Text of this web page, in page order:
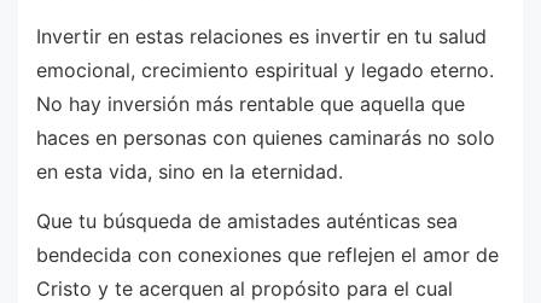
Invertir en estas relaciones es invertir en tu salud
emocional, crecimiento espiritual y legado eterno.
No hay inversión más rentable que aquella que
haces en personas con quienes caminarás no solo
en esta vida, sino en la eternidad.
Que tu búsqueda de amistades auténticas sea
bendecida con conexiones que reflejen el amor de
Cristo y te acerquen al propósito para el cual